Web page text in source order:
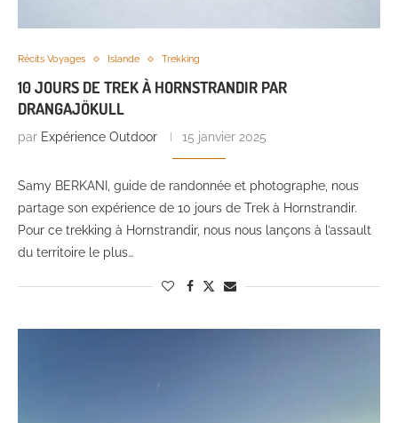
Récits Voyages Islande Trekking
10 JOURS DE TREK À HORNSTRANDIR PAR
DRANGAJÖKULL
par Expérience Outdoor 15 janvier 2025
Samy BERKANI, guide de randonnée et photographe, nous
partage son expérience de 10 jours de Trek à Hornstrandir.
Pour ce trekking à Hornstrandir, nous nous lançons à l’assault
du territoire le plus…